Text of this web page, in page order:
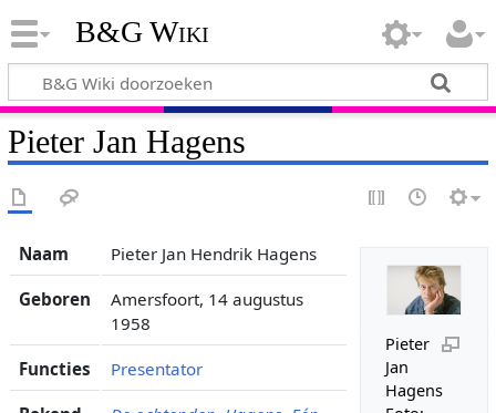
B&G Wiki
Pieter Jan Hagens
Pieter
Jan
Hagens
Naam Pieter Jan Hendrik Hagens
Geboren
Amersfoort, 14 augustus
1958
Functies Presentator